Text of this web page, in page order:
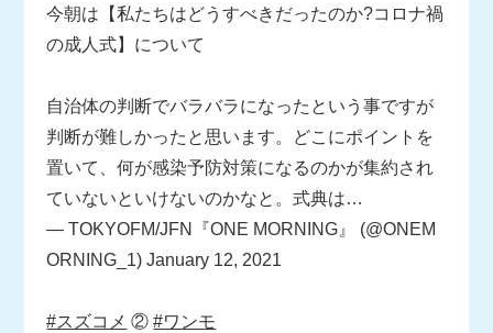
今朝は【私たちはどうすべきだったのか?コロナ禍
の成人式】について
自治体の判断でバラバラになったという事ですが
判断が難しかったと思います。どこにポイントを
置いて、何が感染予防対策になるのかが集約され
ていないといけないのかなと。式典は…
— TOKYOFM/JFN『ONE MORNING』 (@ONEM
ORNING_1)January 12, 2021
#スズコメ ②#ワンモ